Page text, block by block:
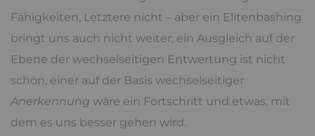
Fähigkeiten, Letztere nicht – aber ein Elitenbashing
bringt uns auch nicht weiter, ein Ausgleich auf der
Ebene der wechselseitigen Entwertung ist nicht
schön, einer auf der Basis wechselseitiger
Anerkennung wäre ein Fortschritt und etwas, mit
dem es uns besser gehen wird.